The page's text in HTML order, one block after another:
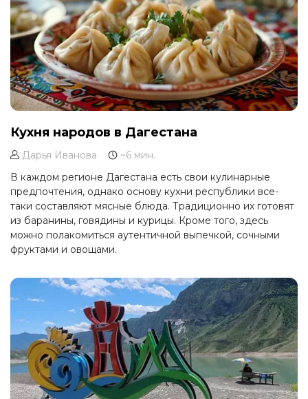
Кухня народов в Дагестана
Дарья Иванова
~6 мин.
В каждом регионе Дагестана есть свои кулинарные
предпочтения, однако основу кухни республики все-
таки составляют мясные блюда. Традиционно их готовят
из баранины, говядины и курицы. Кроме того, здесь
можно полакомиться аутентичной выпечкой, сочными
фруктами и овощами.